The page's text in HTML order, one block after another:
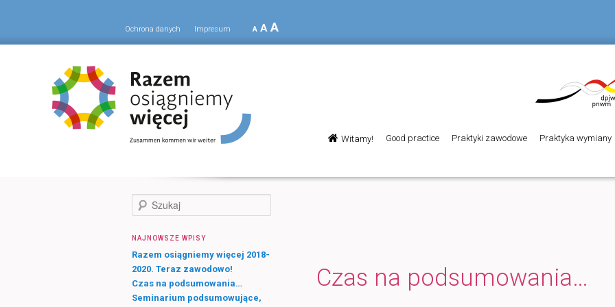
Ochrona danych Impresum A A A
główne
Przeskocz
Witamy! Good practice Praktyki zawodowe Praktyka wymiany
Czas na podsumowania…
z
k
a
j
NAJNOWSZE WPISY
Razem osiągniemy więcej 2018-
2020. Teraz zawodowo!
Czas na podsumowania…
Seminarium podsumowujące,